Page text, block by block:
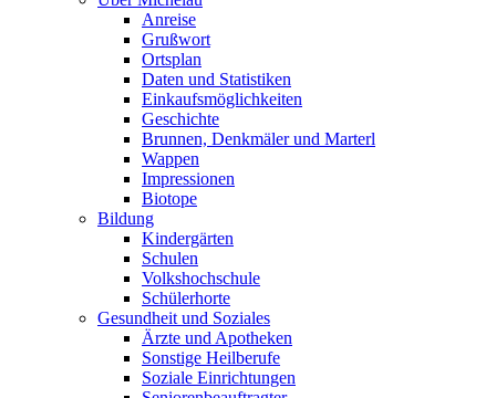
Anreise
Grußwort
Ortsplan
Daten und Statistiken
Einkaufsmöglichkeiten
Geschichte
Brunnen, Denkmäler und Marterl
Wappen
Impressionen
Biotope
Bildung
Kindergärten
Schulen
Volkshochschule
Schülerhorte
Gesundheit und Soziales
Ärzte und Apotheken
Sonstige Heilberufe
Soziale Einrichtungen